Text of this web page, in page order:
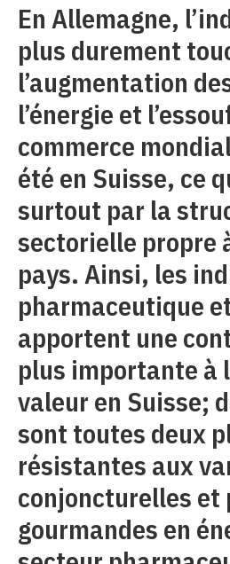
En Allemagne,
plus durement
l’augmentation
l’énergie et
commerce mondial
été en Suisse, ce
surtout par la
sectorielle propre
pays. Ainsi, les
pharmaceutique
apportent une
plus importante à
valeur en Suisse;
sont toutes deux
résistantes aux
conjoncturelles et
gourmandes en